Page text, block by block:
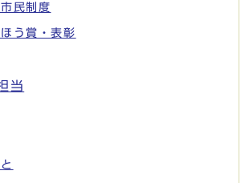
民制度
う賞・表彰
当